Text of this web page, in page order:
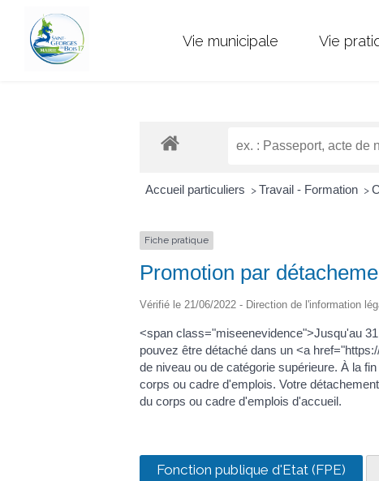
Vie municipale Vie
Accueil particuliers > Travail - Formation >
Fiche pratique
Promotion par
Vérifié le 21/06/2022 - Direction de l'information
<span class="miseenevidence">Jusqu'au
pouvez être détaché dans un <a
de niveau ou de catégorie supérieure. À la
corps ou cadre d'emplois. Votre
du corps ou cadre d'emplois d'accueil.
Fonction publique d'Etat (FPE)